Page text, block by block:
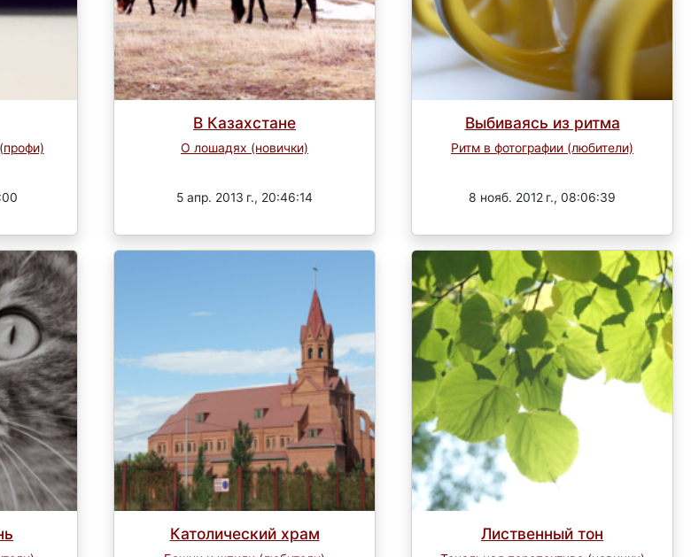
В Казахстане
О лошадях (новички)
5 апр. 2013 г., 20:46:14
Выбиваясь из ритма
Ритм в фотографии (любители)
8 нояб. 2012 г., 08:06:39
Католический храм Лиственный тон